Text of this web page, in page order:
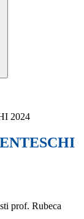
2024
prof. Rubeca